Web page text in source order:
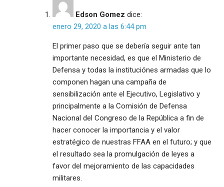
Edson Gomez dice:
enero 29, 2020 a las 6:44 pm
El primer paso que se debería seguir ante tan
importante necesidad, es que el Ministerio de
Defensa y todas la instituciónes armadas que lo
componen hagan una campaña de
sensibilización ante el Ejecutivo, Legislativo y
principalmente a la Comisión de Defensa
Nacional del Congreso de la República a fin de
hacer conocer la importancia y el valor
estratégico de nuestras FFAA en el futuro; y que
el resultado sea la promulgación de leyes a
favor del mejoramiento de las capacidades
militares.